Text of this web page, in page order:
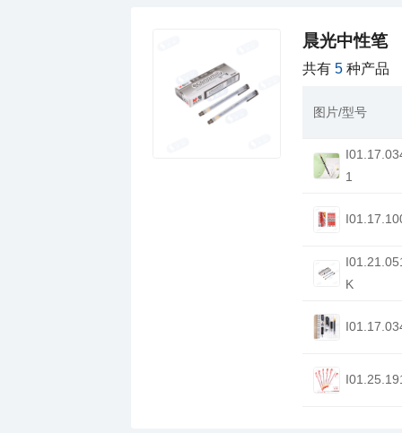
晨光中性笔
共有5 种产品
图片/型号
1
K